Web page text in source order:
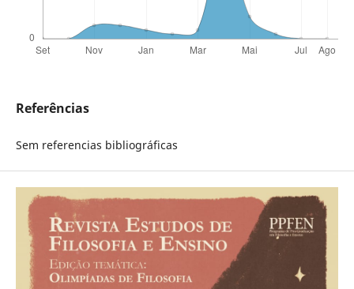
Referências
Sem referencias bibliográficas